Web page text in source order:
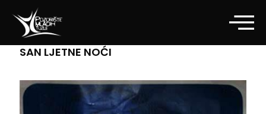
SAN LJETNE NOĆI